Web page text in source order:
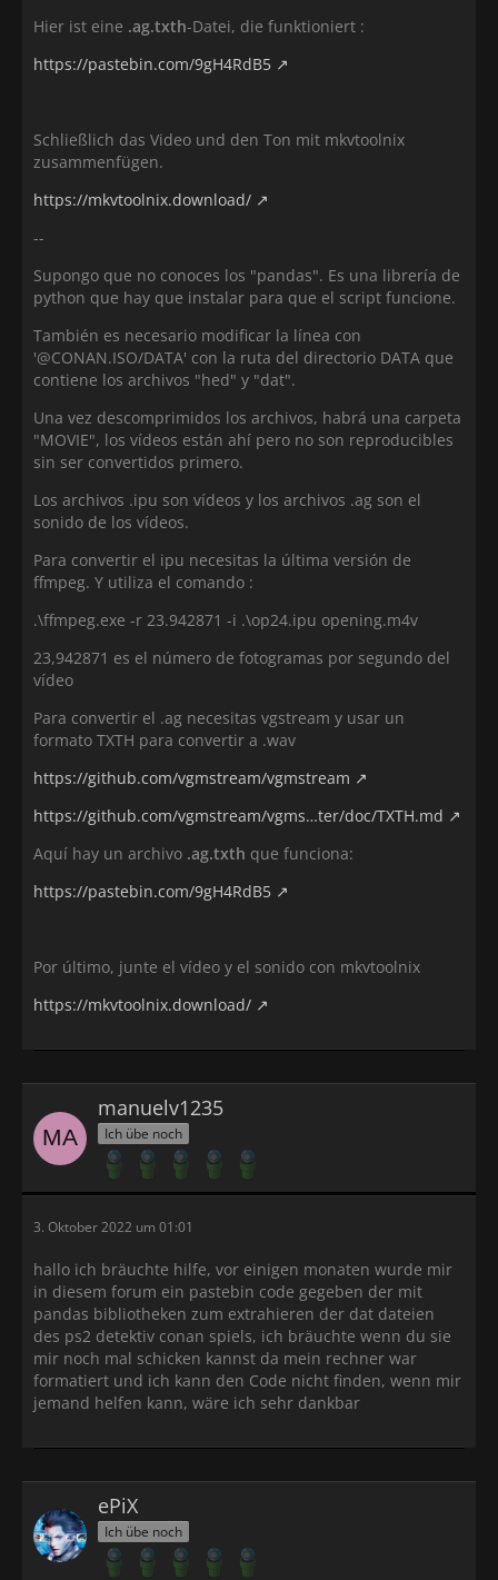
Hier ist eine .ag.txth-Datei, die funktioniert :
https://pastebin.com/9gH4RdB5
Schließlich das Video und den Ton mit mkvtoolnix
zusammenfügen.
https://mkvtoolnix.download/
--
Supongo que no conoces los "pandas". Es una librería de
python que hay que instalar para que el script funcione.
También es necesario modificar la línea con
'@CONAN.ISO/DATA' con la ruta del directorio DATA que
contiene los archivos "hed" y "dat".
Una vez descomprimidos los archivos, habrá una carpeta
"MOVIE", los vídeos están ahí pero no son reproducibles
sin ser convertidos primero.
Los archivos .ipu son vídeos y los archivos .ag son el
sonido de los vídeos.
Para convertir el ipu necesitas la última versión de
ffmpeg. Y utiliza el comando :
.\ffmpeg.exe -r 23.942871 -i .\op24.ipu opening.m4v
23,942871 es el número de fotogramas por segundo del
vídeo
Para convertir el .ag necesitas vgstream y usar un
formato TXTH para convertir a .wav
https://github.com/vgmstream/vgmstream
https://github.com/vgmstream/vgms…ter/doc/TXTH.md
Aquí hay un archivo .ag.txth que funciona:
https://pastebin.com/9gH4RdB5
Por último, junte el vídeo y el sonido con mkvtoolnix
https://mkvtoolnix.download/
manuelv1235
Ich übe noch
3. Oktober 2022 um 01:01
hallo ich bräuchte hilfe, vor einigen monaten wurde mir
in diesem forum ein pastebin code gegeben der mit
pandas bibliotheken zum extrahieren der dat dateien
des ps2 detektiv conan spiels, ich bräuchte wenn du sie
mir noch mal schicken kannst da mein rechner war
formatiert und ich kann den Code nicht finden, wenn mir
jemand helfen kann, wäre ich sehr dankbar
ePiX
Ich übe noch